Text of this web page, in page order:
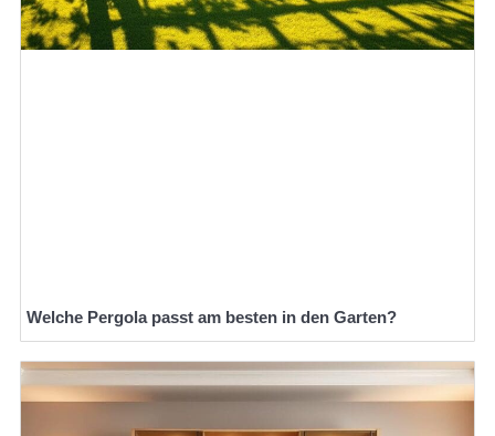
Welche Pergola passt am besten in den Garten?